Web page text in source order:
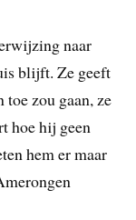
naar
blijft. Ze geeft
toe zou gaan, ze
hoe hij geen
hem er maar